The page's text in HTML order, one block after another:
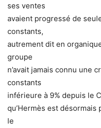
ses ventes
avaient progressé de
constants,
autrement dit en
groupe
n’avait jamais connu une
constants
inférieure à 9% depuis le
qu’Hermès est
le